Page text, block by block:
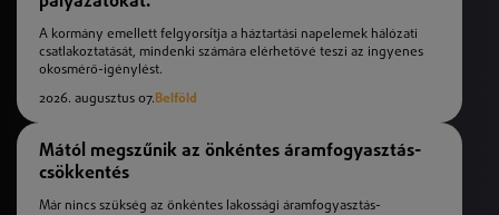
A kormány emellett felgyorsítja a háztartási napelemek hálózati
csatlakoztatását, mindenki számára elérhetővé teszi az ingyenes
okosmérő-igénylést.
2026. augusztus 07.Belföld
Mától megszűnik az önkéntes áramfogyasztás-
csökkentés
Már nincs szükség az önkéntes lakossági áramfogyasztás-